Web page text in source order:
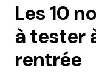
Les 10
à tester
rentrée